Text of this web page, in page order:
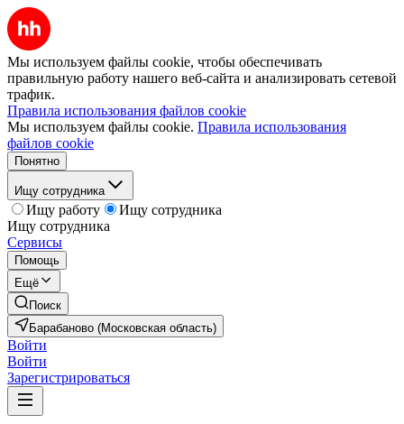
Мы используем файлы cookie, чтобы обеспечивать
правильную работу нашего веб-сайта и анализировать сетевой
трафик.
Правила использования файлов cookie
Мы используем файлы cookie. Правила использования
файлов cookie
Понятно
Ищу сотрудника
Ищу работу
Ищу сотрудника
Ищу сотрудника
Сервисы
Помощь
Ещё
Поиск
Барабаново (Московская область)
Войти
Войти
Зарегистрироваться